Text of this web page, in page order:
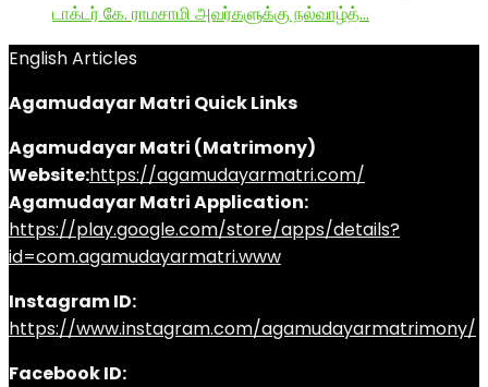
டாக்டர் கே. ராமசாமி அவர்களுக்கு நல்வாழ்த்…
English Articles
Agamudayar Matri Quick Links
Agamudayar Matri (Matrimony)
Website:https://agamudayarmatri.com/
Agamudayar Matri Application:
https://play.google.com/store/apps/details?
id=com.agamudayarmatri.www
Instagram ID:
https://www.instagram.com/agamudayarmatrimony/
Facebook ID: